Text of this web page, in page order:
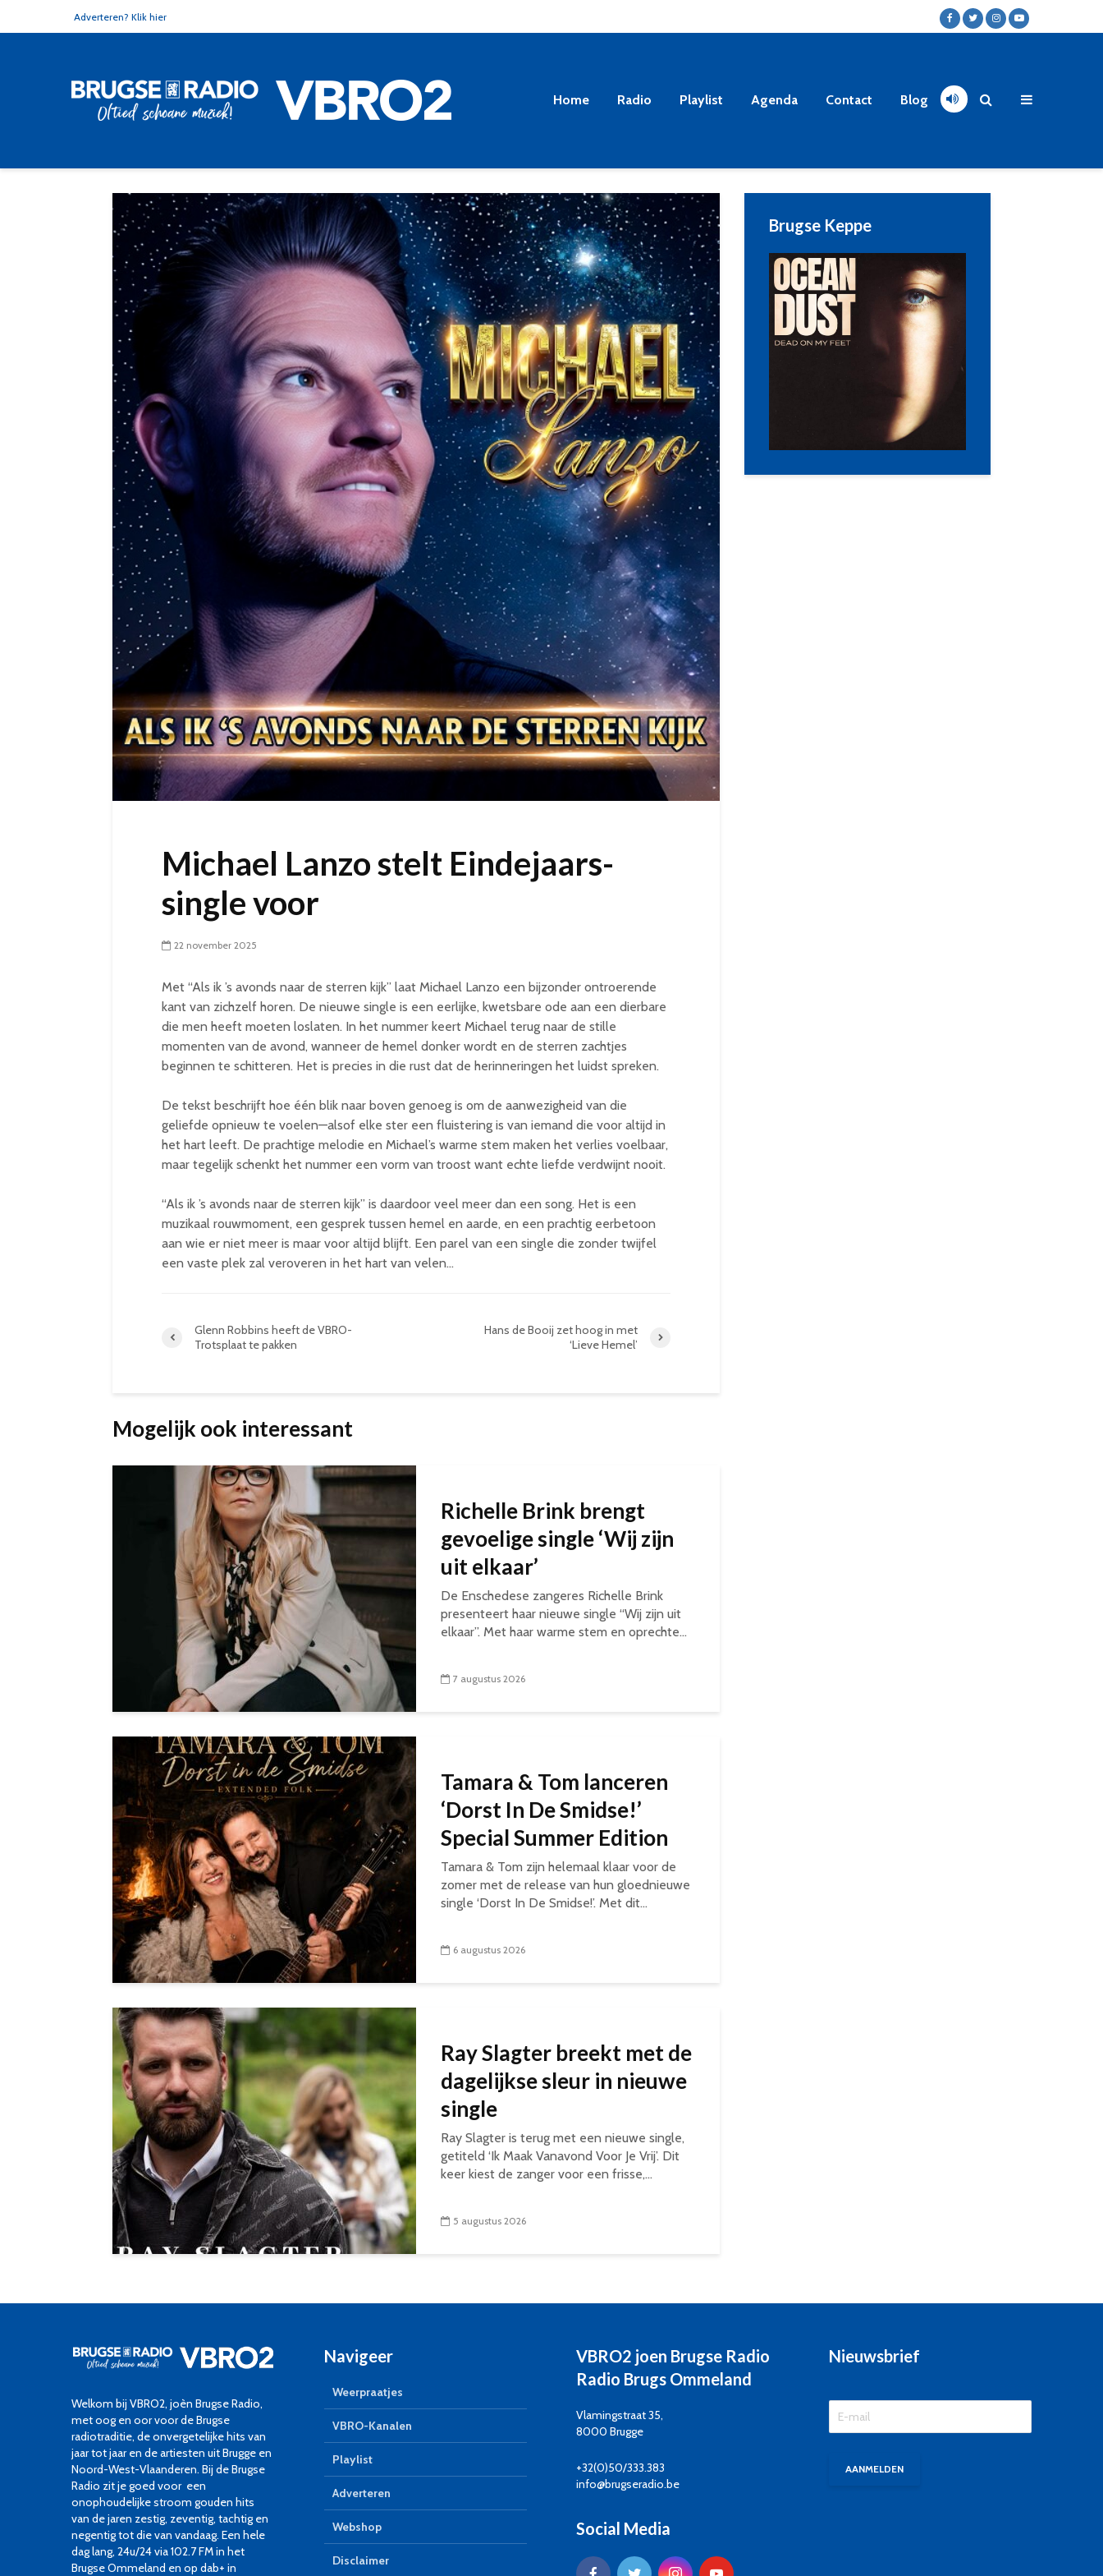
Adverteren? Klik hier
Home Radio Playlist Agenda Contact Blog
Michael Lanzo stelt Eindejaars-
single voor
22 november 2025
Met “Als ik ’s avonds naar de sterren kijk” laat Michael Lanzo een bijzonder ontroerende
kant van zichzelf horen. De nieuwe single is een eerlijke, kwetsbare ode aan een dierbare
die men heeft moeten loslaten. In het nummer keert Michael terug naar de stille
momenten van de avond, wanneer de hemel donker wordt en de sterren zachtjes
beginnen te schitteren. Het is precies in die rust dat de herinneringen het luidst spreken.
De tekst beschrijft hoe één blik naar boven genoeg is om de aanwezigheid van die
geliefde opnieuw te voelen—alsof elke ster een fluistering is van iemand die voor altijd in
het hart leeft. De prachtige melodie en Michael’s warme stem maken het verlies voelbaar,
maar tegelijk schenkt het nummer een vorm van troost want echte liefde verdwijnt nooit.
“Als ik ’s avonds naar de sterren kijk” is daardoor veel meer dan een song. Het is een
muzikaal rouwmoment, een gesprek tussen hemel en aarde, en een prachtig eerbetoon
aan wie er niet meer is maar voor altijd blijft. Een parel van een single die zonder twijfel
een vaste plek zal veroveren in het hart van velen…
Glenn Robbins heeft de VBRO-
Trotsplaat te pakken
Hans de Booij zet hoog in met
‘Lieve Hemel’
Mogelijk ook interessant
Richelle Brink brengt
gevoelige single ‘Wij zijn
uit elkaar’
De Enschedese zangeres Richelle Brink
presenteert haar nieuwe single “Wij zijn uit
elkaar”. Met haar warme stem en oprechte...
7 augustus 2026
Tamara & Tom lanceren
‘Dorst In De Smidse!’
Special Summer Edition
Tamara & Tom zijn helemaal klaar voor de
zomer met de release van hun gloednieuwe
single ‘Dorst In De Smidse!’. Met dit...
6 augustus 2026
Ray Slagter breekt met de
dagelijkse sleur in nieuwe
single
Ray Slagter is terug met een nieuwe single,
getiteld ‘Ik Maak Vanavond Voor Je Vrij’. Dit
keer kiest de zanger voor een frisse,...
5 augustus 2026
Brugse Keppe
Welkom bij VBRO2, joèn Brugse Radio,
met oog en oor voor de Brugse
radiotraditie, de onvergetelijke hits van
jaar tot jaar en de artiesten uit Brugge en
Noord-West-Vlaanderen. Bij de Brugse
Radio zit je goed voor een
onophoudelijke stroom gouden hits
van de jaren zestig, zeventig, tachtig en
negentig tot die van vandaag. Een hele
dag lang, 24u/24 via 102.7 FM in het
Brugse Ommeland en op dab+ in
Navigeer
Weerpraatjes
VBRO-Kanalen
Playlist
Adverteren
Webshop
Disclaimer
VBRO2 joen Brugse Radio
Radio Brugs Ommeland
Vlamingstraat 35,
8000 Brugge
+32(0)50/333.383
info@brugseradio.be
Social Media
Nieuwsbrief